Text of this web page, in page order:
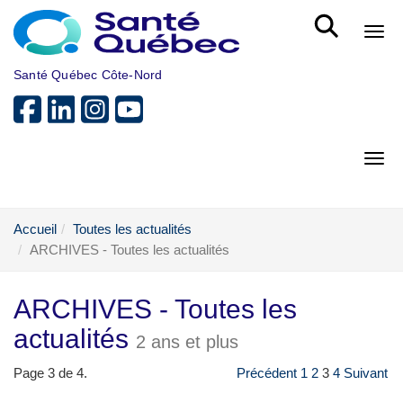
Aller au menu principal
Santé Québec Côte-Nord
Accueil
Toutes les actualités
ARCHIVES - Toutes les actualités
ARCHIVES - Toutes les
actualités 2 ans et plus
Page 3 de 4. Précédent 1 2 3 4 Suivant